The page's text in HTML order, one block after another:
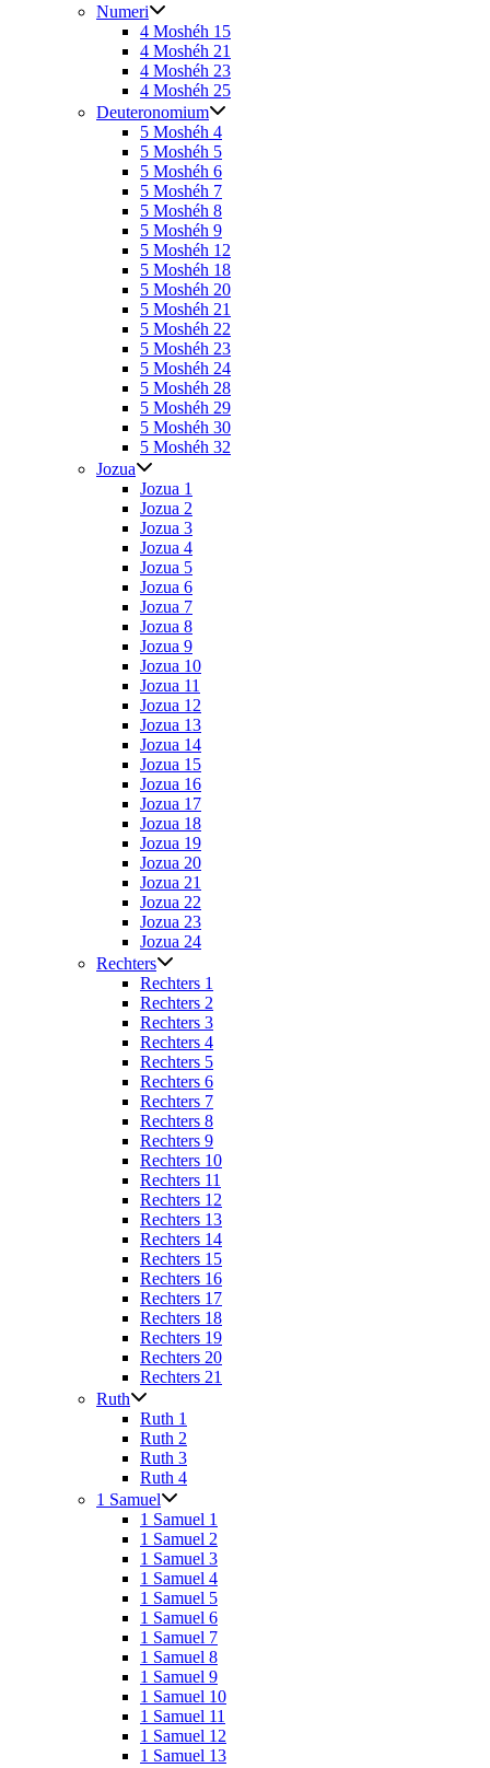
Numeri
4 Moshéh 15
4 Moshéh 21
4 Moshéh 23
4 Moshéh 25
Deuteronomium
5 Moshéh 4
5 Moshéh 5
5 Moshéh 6
5 Moshéh 7
5 Moshéh 8
5 Moshéh 9
5 Moshéh 12
5 Moshéh 18
5 Moshéh 20
5 Moshéh 21
5 Moshéh 22
5 Moshéh 23
5 Moshéh 24
5 Moshéh 28
5 Moshéh 29
5 Moshéh 30
5 Moshéh 32
Jozua
Jozua 1
Jozua 2
Jozua 3
Jozua 4
Jozua 5
Jozua 6
Jozua 7
Jozua 8
Jozua 9
Jozua 10
Jozua 11
Jozua 12
Jozua 13
Jozua 14
Jozua 15
Jozua 16
Jozua 17
Jozua 18
Jozua 19
Jozua 20
Jozua 21
Jozua 22
Jozua 23
Jozua 24
Rechters
Rechters 1
Rechters 2
Rechters 3
Rechters 4
Rechters 5
Rechters 6
Rechters 7
Rechters 8
Rechters 9
Rechters 10
Rechters 11
Rechters 12
Rechters 13
Rechters 14
Rechters 15
Rechters 16
Rechters 17
Rechters 18
Rechters 19
Rechters 20
Rechters 21
Ruth
Ruth 1
Ruth 2
Ruth 3
Ruth 4
1 Samuel
1 Samuel 1
1 Samuel 2
1 Samuel 3
1 Samuel 4
1 Samuel 5
1 Samuel 6
1 Samuel 7
1 Samuel 8
1 Samuel 9
1 Samuel 10
1 Samuel 11
1 Samuel 12
1 Samuel 13